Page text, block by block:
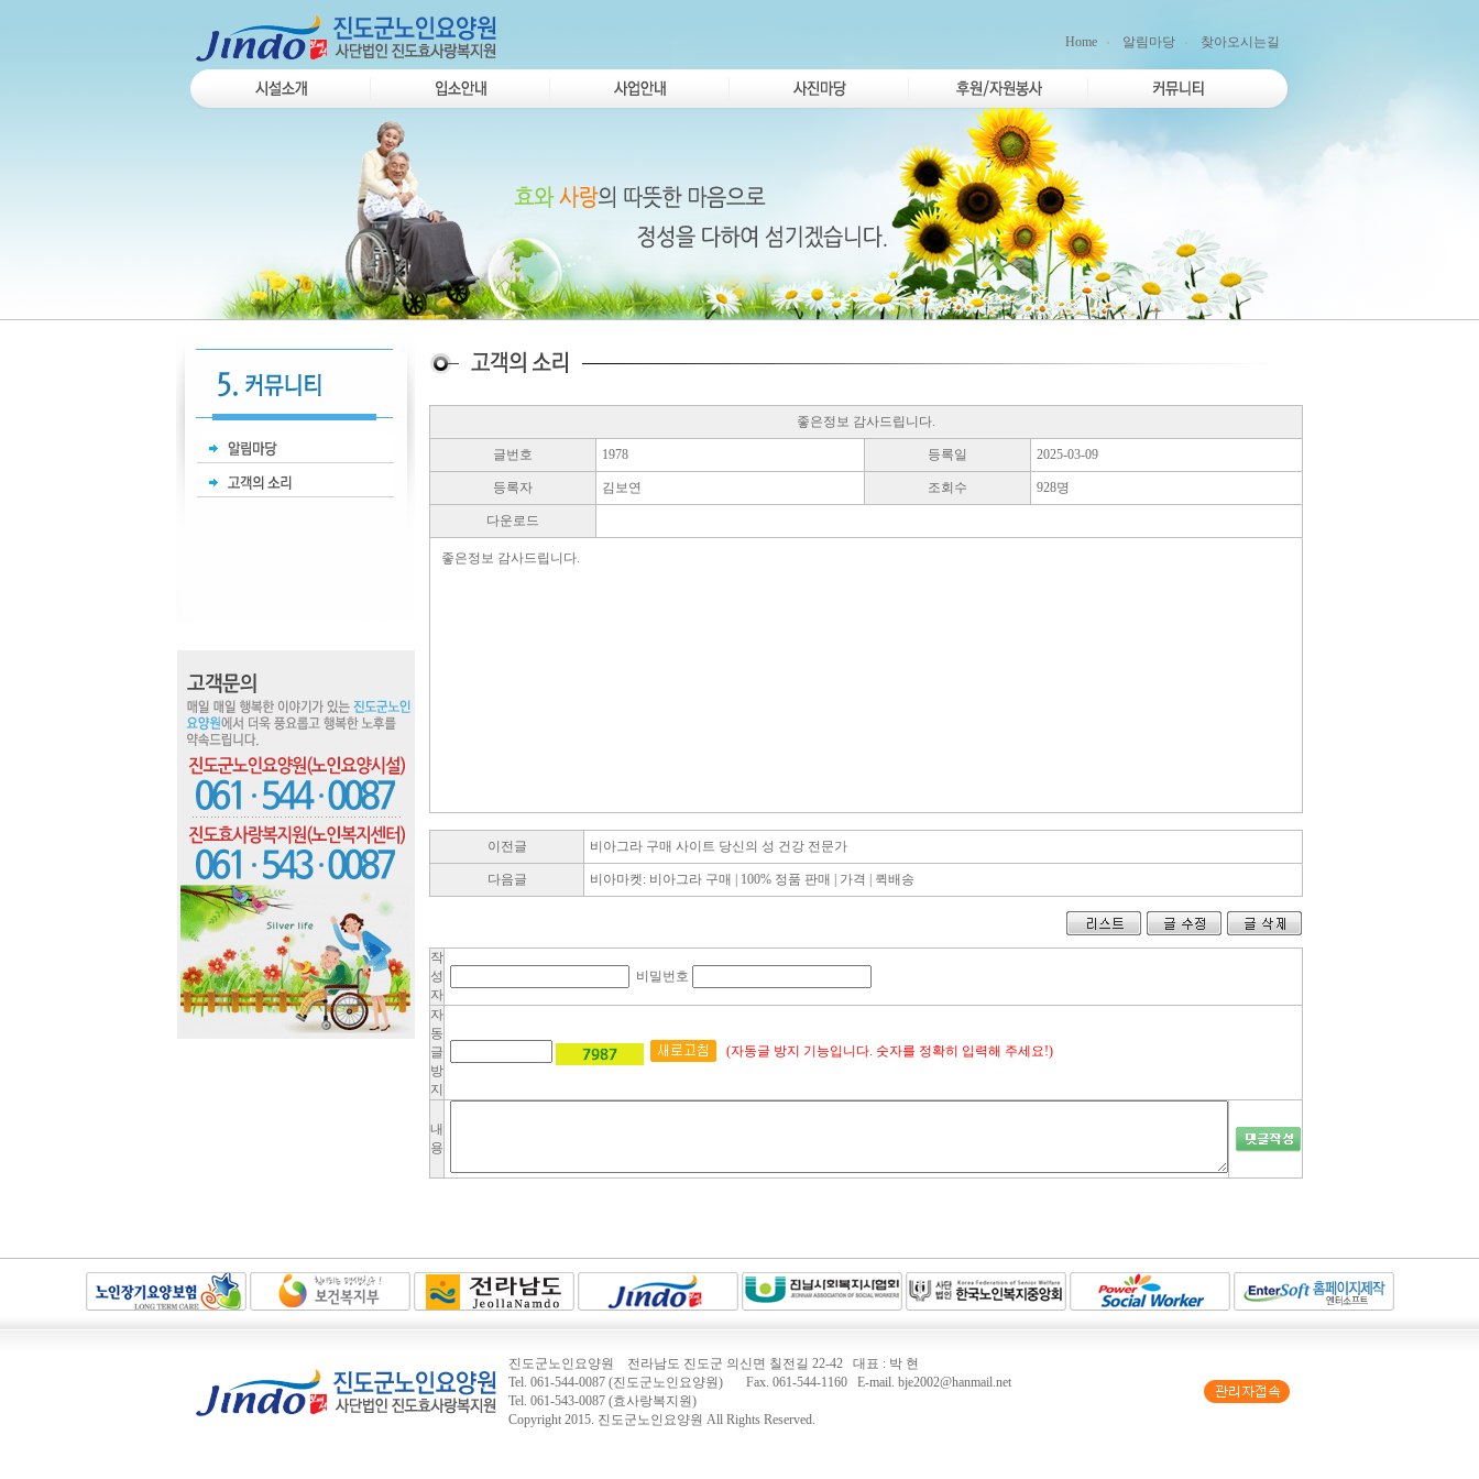
Home 알림마당 찾아오시는길
좋은정보 감사드립니다.
글번호 1978 등록일 2025-03-09
등록자 김보연 조회수 928명
다운로드
좋은정보 감사드립니다.
이전글 비아그라 구매 사이트 당신의 성 건강 전문가
다음글 비아마켓: 비아그라 구매 | 100% 정품 판매 | 가격 | 퀵배송
작
성
자
비밀번호
자
동
글
방
지
(자동글 방지 기능입니다. 숫자를 정확히 입력해 주세요!)
내
용
진도군노인요양원 전라남도 진도군 의신면 칠전길 22-42 대표 : 박 현
Tel. 061-544-0087 (진도군노인요양원) Fax. 061-544-1160 E-mail. bje2002@hanmail.net
Tel. 061-543-0087 (효사랑복지원)
Copyright 2015. 진도군노인요양원 All Rights Reserved.